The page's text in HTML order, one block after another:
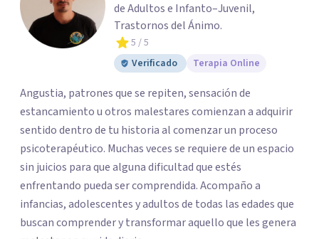
de Adultos e Infanto–Juvenil,
Trastornos del Ánimo.
5 / 5
Verificado
Terapia Online
Angustia, patrones que se repiten, sensación de
estancamiento u otros malestares comienzan a adquirir
sentido dentro de tu historia al comenzar un proceso
psicoterapéutico. Muchas veces se requiere de un espacio
sin juicios para que alguna dificultad que estés
enfrentando pueda ser comprendida. Acompaño a
infancias, adolescentes y adultos de todas las edades que
buscan comprender y transformar aquello que les genera